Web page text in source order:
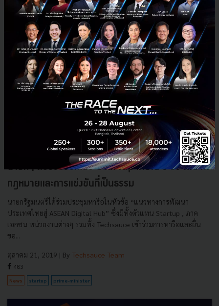
นายกฯ ตอบรับข้อเสนอ Startup ไทยใน 5 ประเด็น ทั้ง
กฎหมายและการแข่งขันที่เป็นธรรม
นายกรัฐมนตรีได้ร่วมประชุมหารือในหัวข้อ “แนวทางการพัฒนา
ประเทศไทยสู่ ASEAN Digital Hub” ซึ่งมีทั้งตัวแทน Startup , ภาค
เอกชน หน่วยงานต่างๆ รวมทั้ง Techsauce เข้าร่วมการหารือและยื่น
ขอ...
ตุลาคม 21, 2019 | By Techsauce Team
483
News startup prime-minister